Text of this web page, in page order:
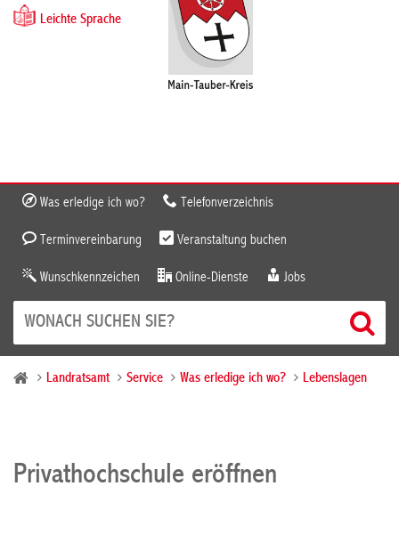
Leichte Sprache
Was erledige ich wo? Telefonverzeichnis
Terminvereinbarung Veranstaltung buchen
Wunschkennzeichen Online-Dienste Jobs
Landratsamt Service Was erledige ich wo? Lebenslagen
Privathochschule eröffnen